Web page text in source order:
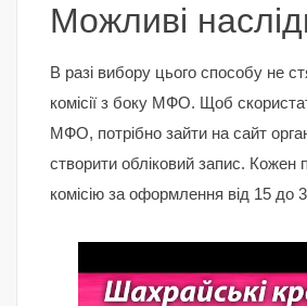
Можливі
В разі вибору цього способу не
комісії з боку МФО. Щоб
МФО, потрібно зайти на сайт
створити обліковий запис. Кожен
комісію за оформлення від 15 до